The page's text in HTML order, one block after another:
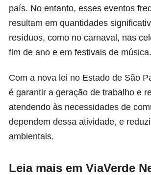
país. No entanto, esses eventos
resultam em quantidades
resíduos, como no carnaval, nas
fim de ano e em festivais de música.
Com a nova lei no Estado de São
é garantir a geração de trabalho e
atendendo às necessidades de
dependem dessa atividade, e
ambientais.
Leia mais em ViaVerde